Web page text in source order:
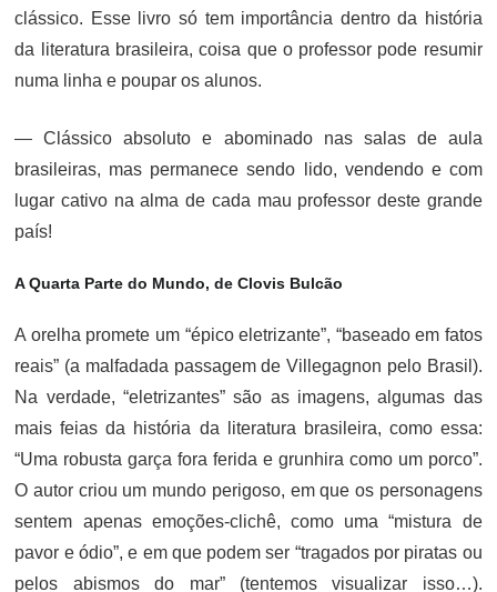
clássico. Esse livro só tem importância dentro da história
da literatura brasileira, coisa que o professor pode resumir
numa linha e poupar os alunos.
— Clássico absoluto e abominado nas salas de aula
brasileiras, mas permanece sendo lido, vendendo e com
lugar cativo na alma de cada mau professor deste grande
país!
A Quarta Parte do Mundo, de Clovis Bulcão
A orelha promete um “épico eletrizante”, “baseado em fatos
reais” (a malfadada passagem de Villegagnon pelo Brasil).
Na verdade, “eletrizantes” são as imagens, algumas das
mais feias da história da literatura brasileira, como essa:
“Uma robusta garça fora ferida e grunhira como um porco”.
O autor criou um mundo perigoso, em que os personagens
sentem apenas emoções-clichê, como uma “mistura de
pavor e ódio”, e em que podem ser “tragados por piratas ou
pelos abismos do mar” (tentemos visualizar isso…).